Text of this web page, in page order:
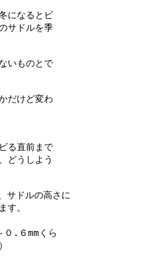
になるとビ
サドルを季
いものとで
だけど変わ
る直前まで
どうしよう
ドルの高さに
す。
.６mmくら